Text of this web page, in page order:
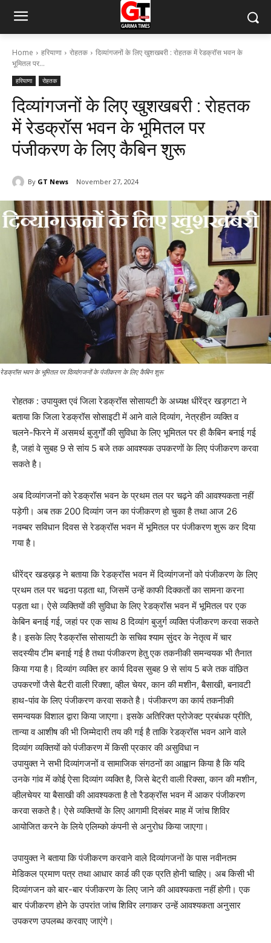
Home हरियाणा रोहतक
दिव्यांगजनों के लिए खुशखबरी : राेहतक में रेडक्रॉस भवन के
भूमितल पर...
हरियाणा रोहतक
दिव्यांगजनों के लिए खुशखबरी : राेहतक
में रेडक्रॉस भवन के भूमितल पर
पंजीकरण के लिए कैबिन शुरू
By GT News November 27, 2024
रेडक्रॉस भवन के भूमितल पर दिव्यांगजनों के पंजीकरण के लिए कैबिन शुरू
रोहतक : उपायुक्त एवं जिला रेडक्रॉस सोसायटी के अध्यक्ष धीरेंद्र खड़गटा ने
बताया कि जिला रेडक्रॉस सोसाइटी में आने वाले दिव्यांग, नेत्रहीन व्यक्ति व
चलने-फिरने में असमर्थ बुजुर्गों की सुविधा के लिए भूमितल पर ही कैबिन बनाई गई
है, जहां वे सुबह 9 से सांय 5 बजे तक आवश्यक उपकरणों के लिए पंजीकरण करवा
सकते है।
अब दिव्यांगजनों को रेडक्रॉस भवन के प्रथम तल पर चढ़ने की आवश्यकता नहीं
पड़ेगी। अब तक 200 दिव्यांग जन का पंजीकरण हो चुका है तथा आज 26
नवम्बर सविधान दिवस से रेडक्रॉस भवन में भूमितल पर पंजीकरण शुरू कर दिया
गया है।
धीरेंद्र खडख़ड़ ने बताया कि रेडक्रॉस भवन में दिव्यांगजनों को पंजीकरण के लिए
प्रथम तल पर चढऩा पड़ता था, जिसमें उन्हें काफी दिक्कतों का सामना करना
पड़ता था। ऐसे व्यक्तियों की सुविधा के लिए रेडक्रॉस भवन में भूमितल पर एक
केबिन बनाई गई, जहां पर एक साथ 8 दिव्यांग बुजुर्ग व्यक्ति पंजीकरण करवा सकते
है। इसके लिए रैडक्रॉस सोसायटी के सचिव श्याम सुंदर के नेतृत्व में चार
सदस्यीय टीम बनाई गई है तथा पंजीकरण हेतु एक तकनीकी समन्वयक भी तैनात
किया गया है। दिव्यांग व्यक्ति हर कार्य दिवस सुबह 9 से सांय 5 बजे तक वांछित
उपकरणों जैसे बैटरी वाली रिक्शा, व्हील चेयर, कान की मशीन, बैसाखी, बनावटी
हाथ-पांव के लिए पंजीकरण करवा सकते है। पंजीकरण का कार्य तकनीकी
समन्वयक विशाल द्वारा किया जाएगा। इसके अतिरिक्त प्रोजेक्ट प्रबंधक प्रीति,
तान्या व आशीष की भी जिम्मेदारी तय की गई है ताकि रेडक्रॉस भवन आने वाले
दिव्यांग व्यक्तियों को पंजीकरण में किसी प्रकार की असुविधा न
उपायुक्त ने सभी दिव्यांगजनों व सामाजिक संगठनों का आह्वान किया है कि यदि
उनके गांव में कोई ऐसा दिव्यांग व्यक्ति है, जिसे बेट्री वाली रिक्सा, कान की मशीन,
व्हीलचेयर या बैसाखी की आवश्यकता है तो रैडक्रॉस भवन में आकर पंजीकरण
करवा सकते है। ऐसे व्यक्तियों के लिए आगामी दिसंबर माह में जांच शिविर
आयोजित करने के लिये एलिम्को कंपनी से अनुरोध किया जाएगा।
उपायुक्त ने बताया कि पंजीकरण करवाने वाले दिव्यांगजनों के पास नवीनतम
मेडिकल प्रमाण पत्र तथा आधार कार्ड की एक प्रति होनी चाहिए। अब किसी भी
दिव्यांगजन को बार-बार पंजीकरण के लिए जाने की आवश्यकता नहीं होगी। एक
बार पंजीकरण होने के उपरांत जांच शिविर लगाकर उन्हें आवश्यकता अनुसार
उपकरण उपलब्ध करवाए जाएंगे।